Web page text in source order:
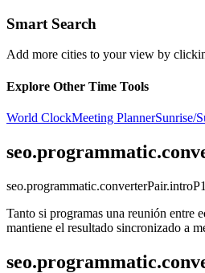
Smart Search
Add more cities to your view by
Explore Other Time Tools
World ClockMeeting PlannerSunrise/
seo.programmatic.converterPair.introP1
Tanto si programas una reunión entre
mantiene el resultado sincronizado a